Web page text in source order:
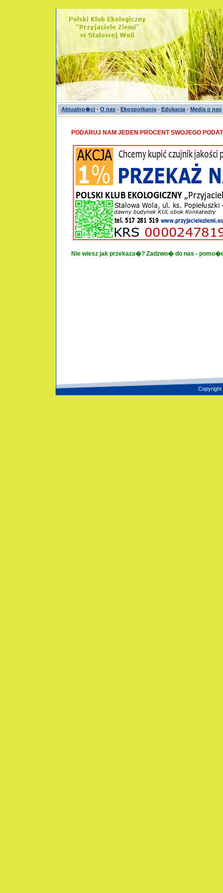
Aktualno�ci - O nas - Ekospotkania - Edukacja - Media o nas
PODARUJ NAM JEDEN PROCENT SWOJEGO
Nie wiesz jak przekaza�? Zadzwo� do nas -